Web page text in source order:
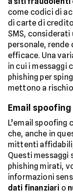
come codici di
di carte di
SMS,
personale,
efficace. Una
in cui i messaggi
phishing per
mettono a
Email spoofing
L’email spoofing
che, anche in
mittenti
Questi messaggi
phishing mirati,
informazioni
dati finanziari o